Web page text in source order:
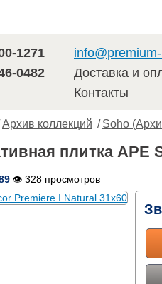
1271
0482
Доставка и
Контакты
Архив коллекций / Soho
плитка APE
👁 328 просмотров